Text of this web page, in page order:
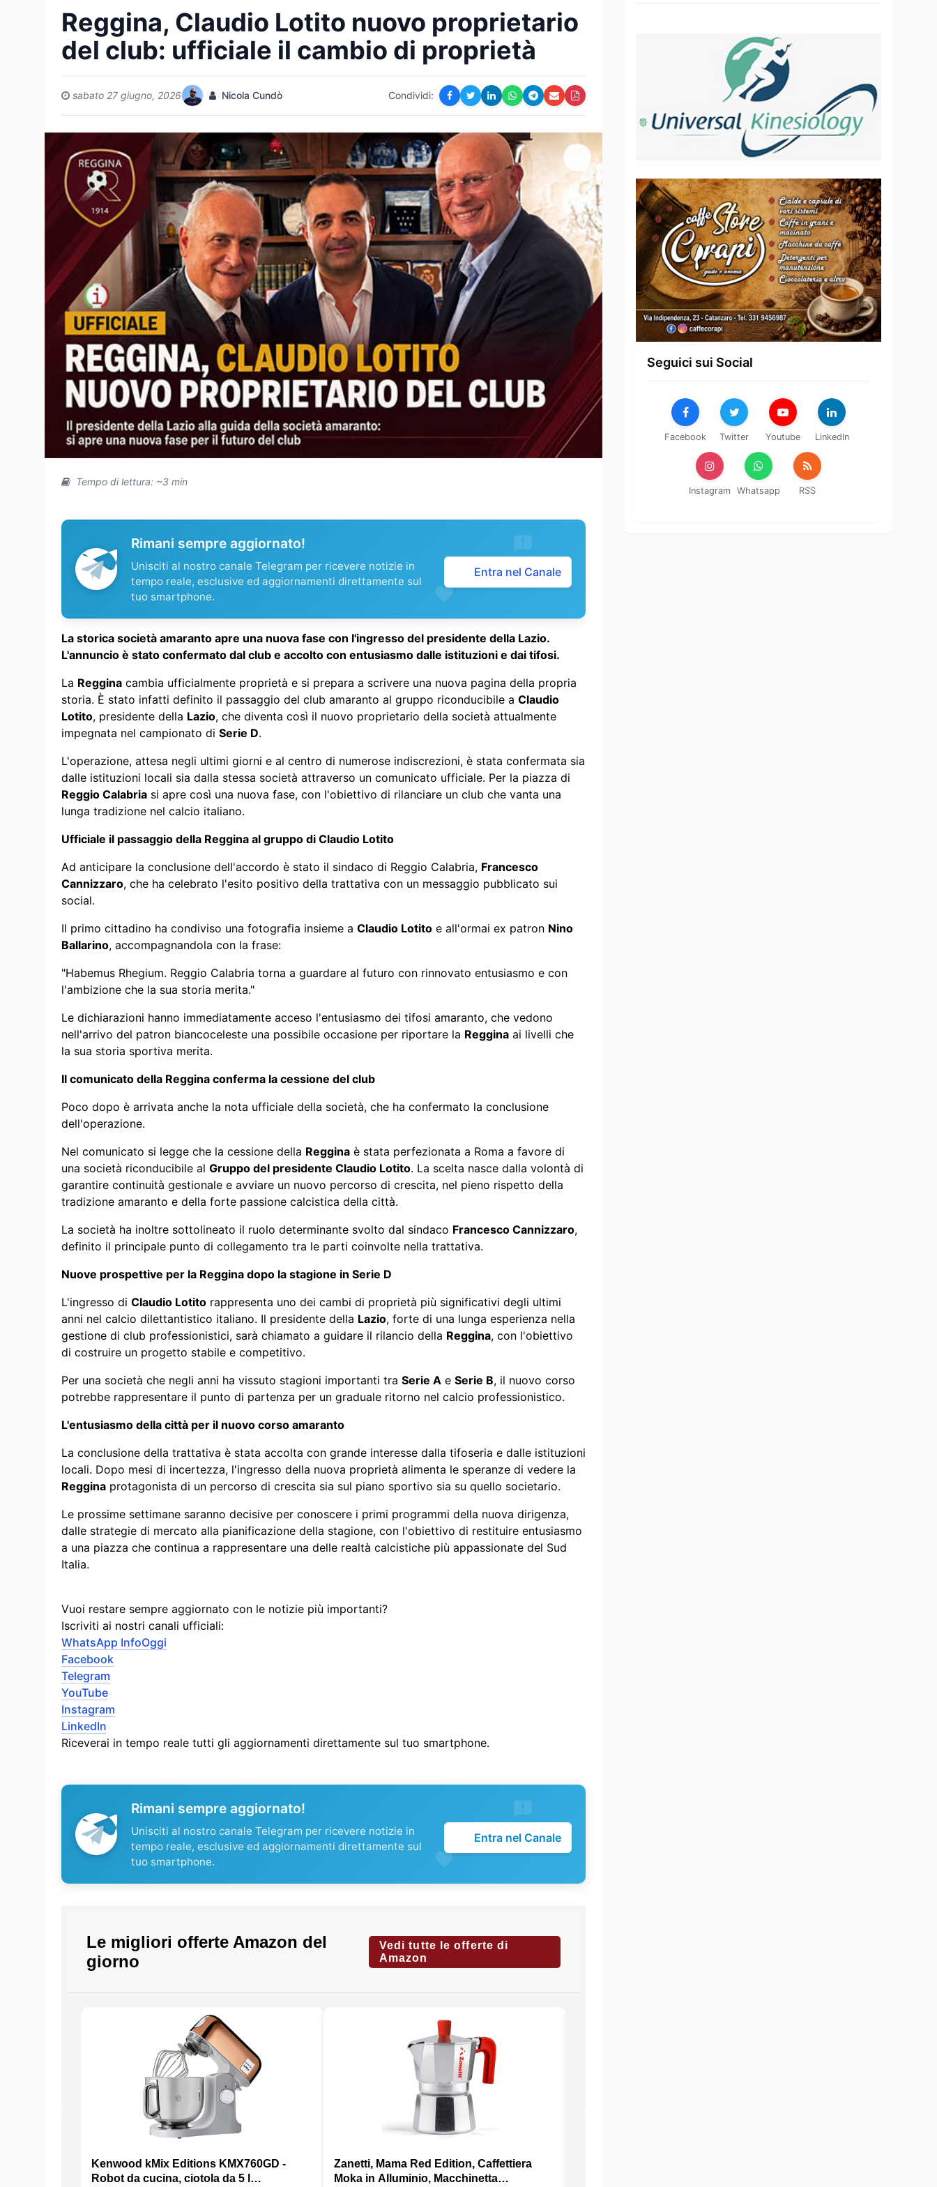
Reggina, Claudio Lotito nuovo proprietario
del club: ufficiale il cambio di proprietà
sabato 27 giugno, 2026 Nicola Cundò Condividi:
Tempo di lettura: ~3 min
Rimani sempre aggiornato!
Unisciti al nostro canale Telegram per ricevere notizie in
tempo reale, esclusive ed aggiornamenti direttamente sul
tuo smartphone.
Entra nel Canale
La storica società amaranto apre una nuova fase con l'ingresso del presidente della Lazio.
L'annuncio è stato confermato dal club e accolto con entusiasmo dalle istituzioni e dai tifosi.
La Reggina cambia ufficialmente proprietà e si prepara a scrivere una nuova pagina della propria
storia. È stato infatti definito il passaggio del club amaranto al gruppo riconducibile a Claudio
Lotito, presidente della Lazio, che diventa così il nuovo proprietario della società attualmente
impegnata nel campionato di Serie D.
L'operazione, attesa negli ultimi giorni e al centro di numerose indiscrezioni, è stata confermata sia
dalle istituzioni locali sia dalla stessa società attraverso un comunicato ufficiale. Per la piazza di
Reggio Calabria si apre così una nuova fase, con l'obiettivo di rilanciare un club che vanta una
lunga tradizione nel calcio italiano.
Ufficiale il passaggio della Reggina al gruppo di Claudio Lotito
Ad anticipare la conclusione dell'accordo è stato il sindaco di Reggio Calabria, Francesco
Cannizzaro, che ha celebrato l'esito positivo della trattativa con un messaggio pubblicato sui
social.
Il primo cittadino ha condiviso una fotografia insieme a Claudio Lotito e all'ormai ex patron Nino
Ballarino, accompagnandola con la frase:
"Habemus Rhegium. Reggio Calabria torna a guardare al futuro con rinnovato entusiasmo e con
l'ambizione che la sua storia merita."
Le dichiarazioni hanno immediatamente acceso l'entusiasmo dei tifosi amaranto, che vedono
nell'arrivo del patron biancoceleste una possibile occasione per riportare la Reggina ai livelli che
la sua storia sportiva merita.
Il comunicato della Reggina conferma la cessione del club
Poco dopo è arrivata anche la nota ufficiale della società, che ha confermato la conclusione
dell'operazione.
Nel comunicato si legge che la cessione della Reggina è stata perfezionata a Roma a favore di
una società riconducibile al Gruppo del presidente Claudio Lotito. La scelta nasce dalla volontà di
garantire continuità gestionale e avviare un nuovo percorso di crescita, nel pieno rispetto della
tradizione amaranto e della forte passione calcistica della città.
La società ha inoltre sottolineato il ruolo determinante svolto dal sindaco Francesco Cannizzaro,
definito il principale punto di collegamento tra le parti coinvolte nella trattativa.
Nuove prospettive per la Reggina dopo la stagione in Serie D
L'ingresso di Claudio Lotito rappresenta uno dei cambi di proprietà più significativi degli ultimi
anni nel calcio dilettantistico italiano. Il presidente della Lazio, forte di una lunga esperienza nella
gestione di club professionistici, sarà chiamato a guidare il rilancio della Reggina, con l'obiettivo
di costruire un progetto stabile e competitivo.
Per una società che negli anni ha vissuto stagioni importanti tra Serie A e Serie B, il nuovo corso
potrebbe rappresentare il punto di partenza per un graduale ritorno nel calcio professionistico.
L'entusiasmo della città per il nuovo corso amaranto
La conclusione della trattativa è stata accolta con grande interesse dalla tifoseria e dalle istituzioni
locali. Dopo mesi di incertezza, l'ingresso della nuova proprietà alimenta le speranze di vedere la
Reggina protagonista di un percorso di crescita sia sul piano sportivo sia su quello societario.
Le prossime settimane saranno decisive per conoscere i primi programmi della nuova dirigenza,
dalle strategie di mercato alla pianificazione della stagione, con l'obiettivo di restituire entusiasmo
a una piazza che continua a rappresentare una delle realtà calcistiche più appassionate del Sud
Italia.
Vuoi restare sempre aggiornato con le notizie più importanti?
Iscriviti ai nostri canali ufficiali:
WhatsApp InfoOggi
Facebook
Telegram
YouTube
Instagram
LinkedIn
Riceverai in tempo reale tutti gli aggiornamenti direttamente sul tuo smartphone.
Rimani sempre aggiornato!
Unisciti al nostro canale Telegram per ricevere notizie in
tempo reale, esclusive ed aggiornamenti direttamente sul
tuo smartphone.
Entra nel Canale
Seguici sui Social
Facebook Twitter Youtube LinkedIn
Instagram Whatsapp RSS